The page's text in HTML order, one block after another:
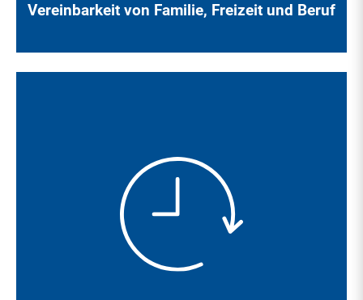
Vereinbarkeit von Familie, Freizeit und Beruf
Das An-Board-Nehmen von neuen Mitarbeiter*innen ist für
uns ein wichtiger Baustein, der auf unseren
Unternehmenserfolg entscheidend einzahlt. Deshalb legen
wir großen Wert auf eine gezielte fachliche Einarbeitung und
auf die so wichtige soziale Integration.